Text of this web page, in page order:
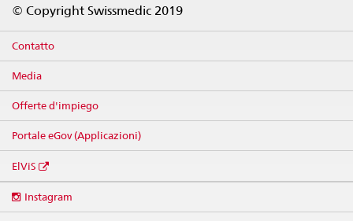
© Copyright Swissmedic 2019
Contatto
Media
Offerte d'impiego
Portale eGov (Applicazioni)
ElViS
media
Instagram